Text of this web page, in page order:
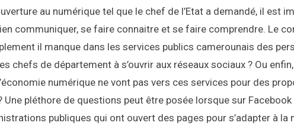
au numérique tel que le chef de l’Etat a demandé, il est
communiquer, se faire connaitre et se faire comprendre. Le
il manque dans les services publics camerounais des
chefs de département à s’ouvrir aux réseaux sociaux ? Ou
numérique ne vont pas vers ces services pour des
Une pléthore de questions peut être posée lorsque sur
publiques qui ont ouvert des pages pour s’adapter à la